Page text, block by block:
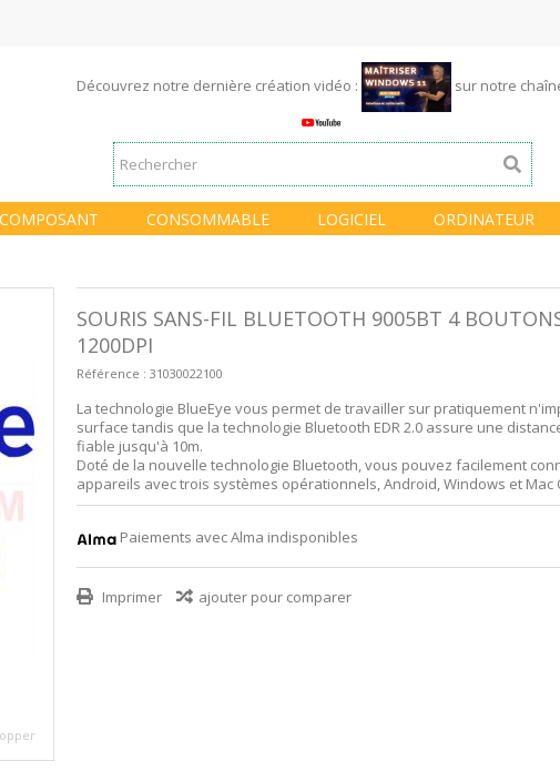
Découvrez notre dernière création vidéo :
sur notre
COMPOSANT CONSOMMABLE LOGICIEL ORDINATEUR
SOURIS SANS-FIL BLUETOOTH 9005BT 4
1200DPI
Référence : 31030022100
La technologie BlueEye vous permet de travailler sur pratiquement
surface tandis que la technologie Bluetooth EDR 2.0 assure une
fiable jusqu'à 10m.
Doté de la nouvelle technologie Bluetooth, vous pouvez facilement
appareils avec trois systèmes opérationnels, Android, Windows et Mac
Paiements avec Alma indisponibles
Imprimer ajouter pour comparer